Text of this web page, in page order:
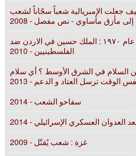
جعلت الإمبريالية شعباً سجّاناً لشعب
إلى مأزق مأساوي - نص مفصل - 2008
أيلول الأسود عام ۱٩٧٠ : الملك حسين في الاردن ضد
الفلسطينيين - 2010
السلام في الشرق الأوسط ؟ أي سلام
الوقت ترسل العتاد و الدعم - 2013
سفاحو الشعب - 2014
العدوان العسكري الإسرائيلي - 2014
غزة : شعب يُقتّل - 2009